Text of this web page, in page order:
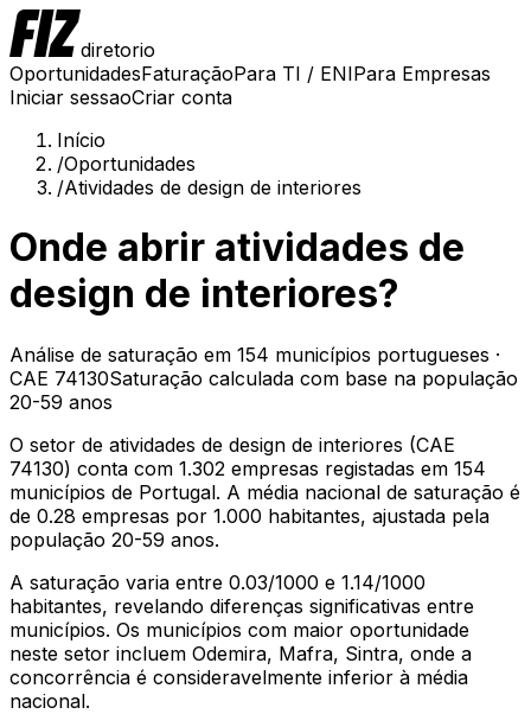
diretorio
OportunidadesFaturaçãoPara TI / ENIPara Empresas
Iniciar sessaoCriar conta
Início
/Oportunidades
/Atividades de design de interiores
Onde abrir atividades de
design de interiores?
Análise de saturação em 154 municípios portugueses ·
CAE 74130Saturação calculada com base na população
20-59 anos
O setor de atividades de design de interiores (CAE
74130) conta com 1.302 empresas registadas em 154
municípios de Portugal. A média nacional de saturação é
de 0.28 empresas por 1.000 habitantes, ajustada pela
população 20-59 anos.
A saturação varia entre 0.03/1000 e 1.14/1000
habitantes, revelando diferenças significativas entre
municípios. Os municípios com maior oportunidade
neste setor incluem Odemira, Mafra, Sintra, onde a
concorrência é consideravelmente inferior à média
nacional.